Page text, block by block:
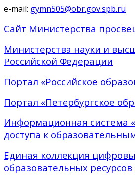
e-mail: gymn505@obr.gov.spb.ru
Сайт Министерства
Министерства науки и
Российской Федерации
Портал «Российское
Портал «Петербургское
Информационная система
доступа к
Единая коллекция
образовательных ресурсов